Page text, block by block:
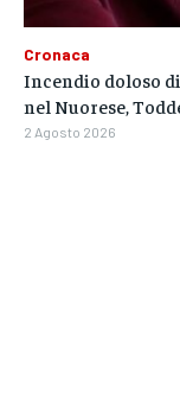
Cronaca
Incendio doloso
nel Nuorese,
2 Agosto 2026